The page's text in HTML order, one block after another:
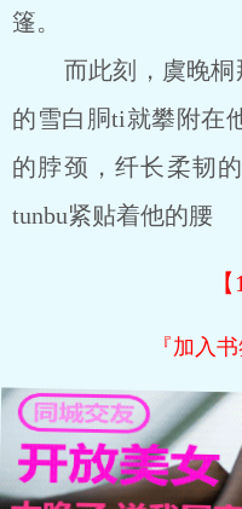
篷。
而此刻，虞晚桐那
的雪白胴ti就攀附在
的脖颈，纤长柔韧
tunbu紧贴着他的腰
【
『加入